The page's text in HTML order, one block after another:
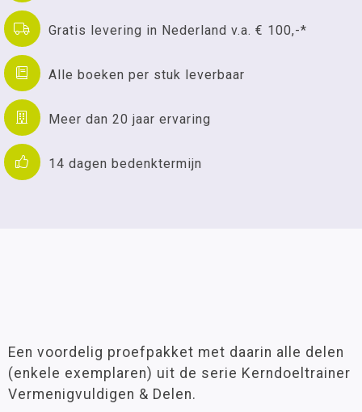
Gratis levering in Nederland v.a. € 100,-*
Alle boeken per stuk leverbaar
Meer dan 20 jaar ervaring
14 dagen bedenktermijn
Een voordelig proefpakket met daarin alle delen
(enkele exemplaren) uit de serie Kerndoeltrainer
Vermenigvuldigen & Delen.